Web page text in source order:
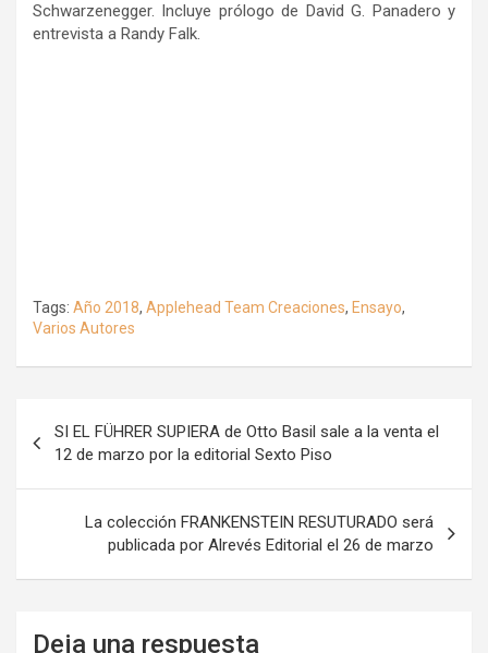
Schwarzenegger. Incluye prólogo de David G. Panadero y
entrevista a Randy Falk.
Tags: Año 2018, Applehead Team Creaciones, Ensayo,
Varios Autores
Navegación
de
entradas
SI EL FÜHRER SUPIERA de Otto Basil sale a la venta el
12 de marzo por la editorial Sexto Piso
La colección FRANKENSTEIN RESUTURADO será
publicada por Alrevés Editorial el 26 de marzo
Deja una respuesta